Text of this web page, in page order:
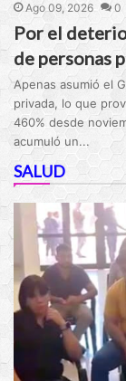
Ago 09, 2026 0
Por el
de personas
Apenas asumió el
privada, lo que
460% desde
acumuló un...
SALUD